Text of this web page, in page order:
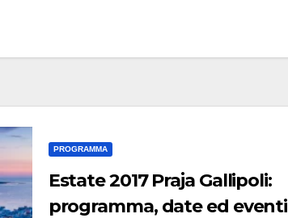
PROGRAMMA
Estate 2017 Praja Gallipoli:
programma, date ed eventi